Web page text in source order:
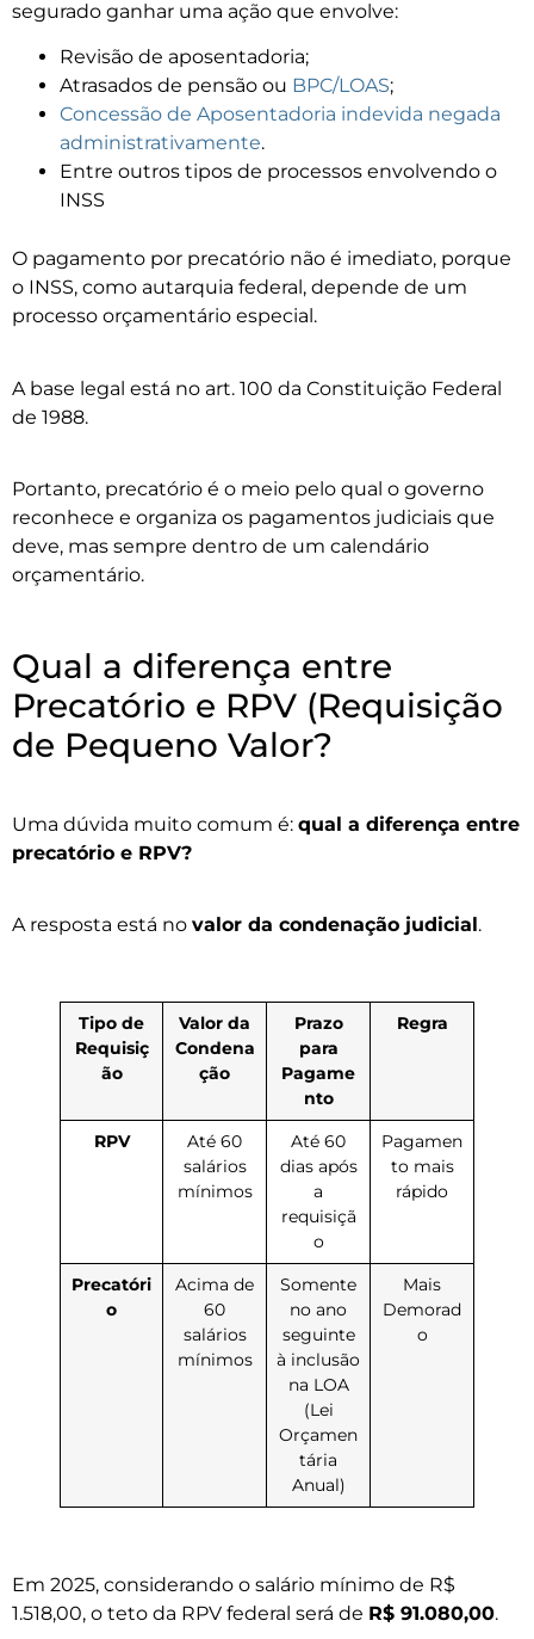
segurado ganhar uma ação que envolve:
Revisão de aposentadoria;
Atrasados de pensão ou BPC/LOAS;
Concessão de Aposentadoria indevida negada
administrativamente.
Entre outros tipos de processos envolvendo o
INSS
O pagamento por precatório não é imediato, porque
o INSS, como autarquia federal, depende de um
processo orçamentário especial.
A base legal está no art. 100 da Constituição Federal
de 1988.
Portanto, precatório é o meio pelo qual o governo
reconhece e organiza os pagamentos judiciais que
deve, mas sempre dentro de um calendário
orçamentário.
Qual a diferença entre
Precatório e RPV (Requisição
de Pequeno Valor?
Uma dúvida muito comum é: qual a diferença entre
precatório e RPV?
A resposta está no valor da condenação judicial.
Tipo de
Requisiç
ão
Valor da
Condena
ção
Prazo
para
Pagame
nto
Regra
RPV
Até 60
salários
mínimos
Até 60
dias após
a
requisiçã
o
Pagamen
to mais
rápido
Precatóri
o
Acima de
60
salários
mínimos
Somente
no ano
seguinte
à inclusão
na LOA
(Lei
Orçamen
tária
Anual)
Mais
Demorad
o
Em 2025, considerando o salário mínimo de R$
1.518,00, o teto da RPV federal será de R$ 91.080,00.